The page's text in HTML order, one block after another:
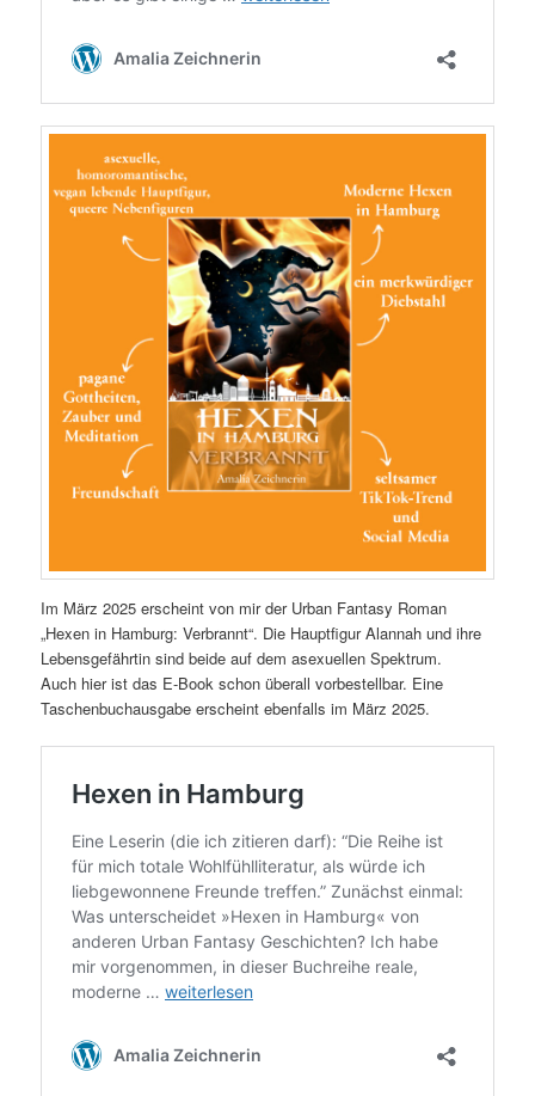
Im März 2025 erscheint von mir der Urban Fantasy Roman
„Hexen in Hamburg: Verbrannt“. Die Hauptfigur Alannah und ihre
Lebensgefährtin sind beide auf dem asexuellen Spektrum.
Auch hier ist das E-Book schon überall vorbestellbar. Eine
Taschenbuchausgabe erscheint ebenfalls im März 2025.